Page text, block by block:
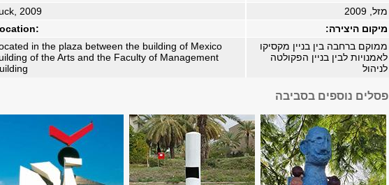
מזל, 2009
2009
מיקום היצירה:
ממוקם ברחבה בין בניין מקסיקו
לאמנויות לבין בניין הפקולטה
לניהול
in the plaza between the building of Mexico
of the Arts and the Faculty of Management
פסלים נוספים בסביבה